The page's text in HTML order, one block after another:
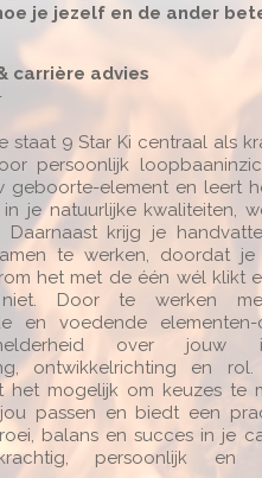
je jezelf en de ander
carrière advies
staat 9 Star Ki centraal als
persoonlijk
geboorte-element en leert
je natuurlijke kwaliteiten,
Daarnaast krijg je
te werken, doordat
het met de één wél klikt
Door te werken
en voedende elementen-
over jouw
ontwikkelrichting en rol.
het mogelijk om keuzes te
passen en biedt een
balans en succes in je
persoonlijk en